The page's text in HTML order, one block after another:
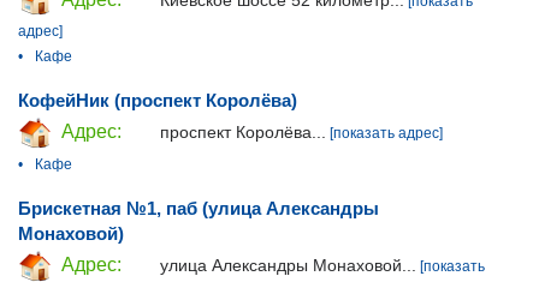
адрес]
•
Кафе
КофейНик (проспект Королёва)
Адрес:
проспект Королёва... [показать адрес]
•
Кафе
Брискетная №1, паб (улица Александры
Монаховой)
Адрес:
улица Александры Монаховой... [показать